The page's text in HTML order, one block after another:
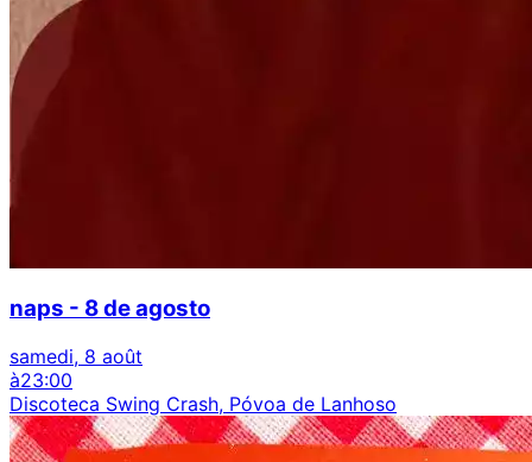
naps - 8 de agosto
samedi, 8 août
à23:00
Discoteca Swing Crash, Póvoa de Lanhoso